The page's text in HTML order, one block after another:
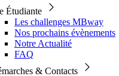
Étudiante
Les challenges MBway
Nos prochains évènements
Notre Actualité
FAQ
& Contacts